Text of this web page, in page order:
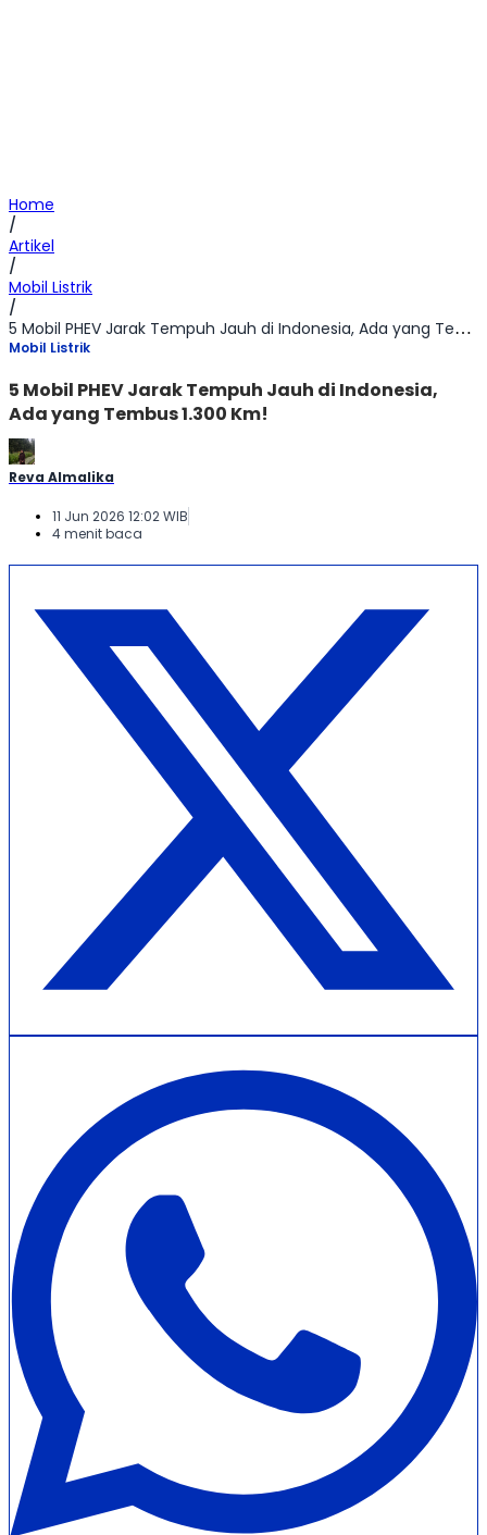
Home
/
Artikel
/
Mobil Listrik
/
5 Mobil PHEV Jarak Tempuh Jauh di Indonesia, Ada yang Tembus 1.300 Km!
Mobil Listrik
5 Mobil PHEV Jarak Tempuh Jauh di Indonesia,
Ada yang Tembus 1.300 Km!
Reva Almalika
11 Jun 2026 12:02 WIB
4 menit baca